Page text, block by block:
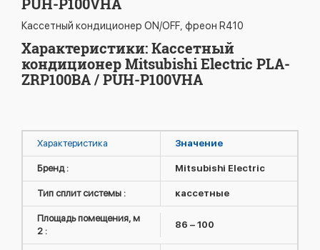
Кассетный кондиционер ON/OFF, фреон R410
Характеристики: Кассетный
кондиционер Mitsubishi Electric PLA-
ZRP100BA / PUH-P100VHA
Характеристика Значение
Бренд : Mitsubishi Electric
Тип сплит системы : кассетные
Площадь помещения, м
2 :
86 – 100